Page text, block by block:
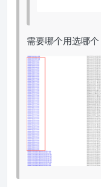
需要哪个用选哪个